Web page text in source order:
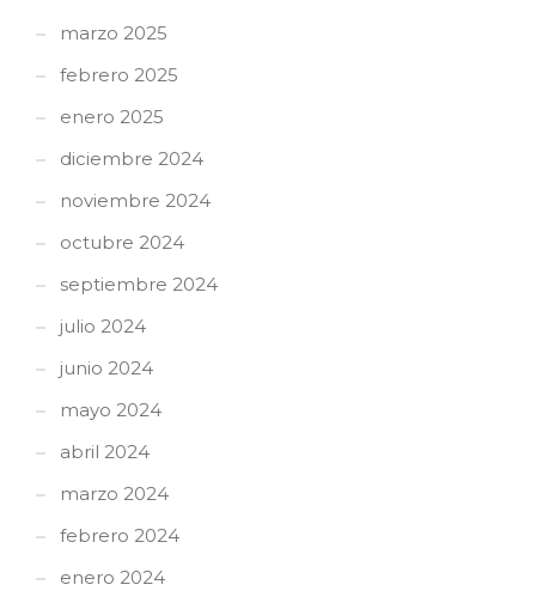
marzo 2025
febrero 2025
enero 2025
diciembre 2024
noviembre 2024
octubre 2024
septiembre 2024
julio 2024
junio 2024
mayo 2024
abril 2024
marzo 2024
febrero 2024
enero 2024